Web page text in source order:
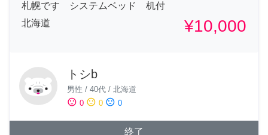
札幌です システムベッド 机付
北海道
¥10,000
トシb
男性 / 40代 / 北海道
sentiment_satisfied 0 sentiment_neutral 0 sentiment_dissatisfied 0
終了